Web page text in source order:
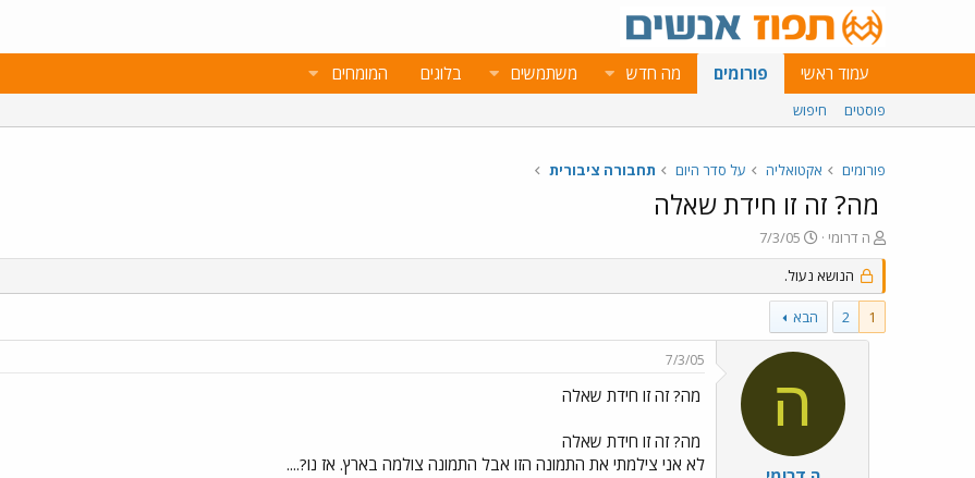
עמוד ראשי פורומים מה חדש משתמשים בלוגים המומחים
פוסטים חיפוש
פורומים אקטואליה על סדר היום תחבורה ציבורית
מה? זה זו חידת שאלה
פ
ו
ת
ח
ה
נ
ה דרומי
פ
ו
ר
ס
ם
ב
ת
ר
7/3/05
הנושא נעול.
1
2 הבא
ה
7/3/05
מה? זה זו חידת שאלה
מה? זה זו חידת שאלה
לא אני צילמתי את התמונה הזו אבל התמונה צולמה בארץ. אז נו?....